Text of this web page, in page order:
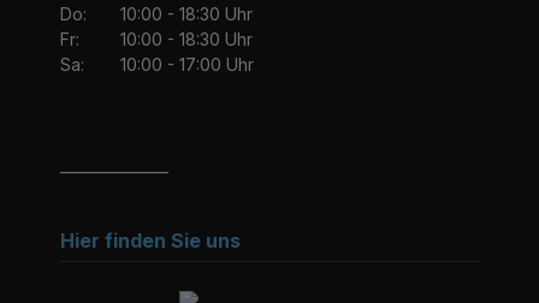
Do:
10:00 - 18:30 Uhr
Fr:
10:00 - 18:30 Uhr
Sa:
10:00 - 17:00 Uhr
Hier finden Sie uns